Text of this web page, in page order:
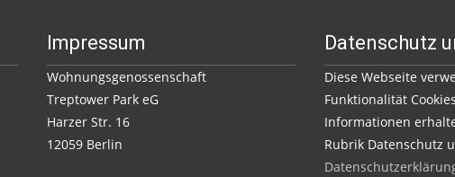
Impressum
Wohnungsgenossenschaft
Treptower Park eG
Harzer Str. 16
12059 Berlin
Datenschutz
Diese Webseite
Funktionalität
Informationen
Rubrik Datenschutz